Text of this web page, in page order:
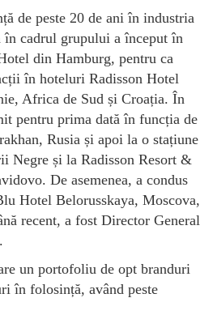
de peste 20 de ani în industria
în cadrul grupului a început în
din Hamburg, pentru ca
în hoteluri Radisson Hotel
Africa de Sud și Croația. În
pentru prima dată în funcția de
Rusia și apoi la o stațiune
Negre și la Radisson Resort &
De asemenea, a condus
Hotel Belorusskaya, Moscova,
recent, a fost Director General
un portofoliu de opt branduri
în folosință, având peste